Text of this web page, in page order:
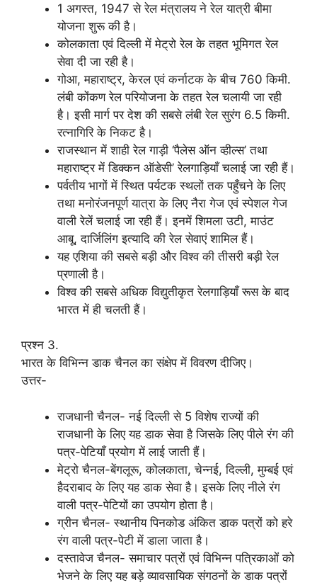
1 अगस्त, 1947 से रेल मंत्रालय ने रेल यात्री बीमा
योजना शुरू की है।
कोलकाता एवं दिल्ली में मेट्रो रेल के तहत भूमिगत रेल
सेवा दी जा रही है।
गोआ, महाराष्ट्र, केरल एवं कर्नाटक के बीच 760 किमी.
लंबी कोंकण रेल परियोजना के तहत रेल चलायी जा रही
है। इसी मार्ग पर देश की सबसे लंबी रेल सुरंग 6.5 किमी.
रत्नागिरि के निकट है।
राजस्थान में शाही रेल गाड़ी ‘पैलेस ऑन व्हील्स’ तथा
महाराष्ट्र में डिक्कन ऑडेसी’ रेलगाड़ियाँ चलाई जा रही हैं।
पर्वतीय भागों में स्थित पर्यटक स्थलों तक पहुँचने के लिए
तथा मनोरंजनपूर्ण यात्रा के लिए नैरा गेज एवं स्पेशल गेज
वाली रेलें चलाई जा रही हैं। इनमें शिमला उटी, माउंट
आबू, दार्जिलिंग इत्यादि की रेल सेवाएं शामिल हैं।
यह एशिया की सबसे बड़ी और विश्व की तीसरी बड़ी रेल
प्रणाली है।
विश्व की सबसे अधिक विद्युतीकृत रेलगाड़ियाँ रूस के बाद
भारत में ही चलती हैं।
प्रश्न 3.
भारत के विभिन्न डाक चैनल का संक्षेप में विवरण दीजिए।
उत्तर-
राजधानी चैनल- नई दिल्ली से 5 विशेष राज्यों की
राजधानी के लिए यह डाक सेवा है जिसके लिए पीले रंग की
पत्र-पेटियाँ प्रयोग में लाई जाती हैं।
मेट्रो चैनल-बेंगलूरू, कोलकाता, चेन्नई, दिल्ली, मुम्बई एवं
हैदराबाद के लिए यह डाक सेवा है। इसके लिए नीले रंग
वाली पत्र-पेटियों का उपयोग होता है।
ग्रीन चैनल- स्थानीय पिनकोड अंकित डाक पत्रों को हरे
रंग वाली पत्र-पेटी में डाला जाता है।
दस्तावेज चैनल- समाचार पत्रों एवं विभिन्न पत्रिकाओं को
भेजने के लिए यह बड़े व्यावसायिक संगठनों के डाक पत्रों